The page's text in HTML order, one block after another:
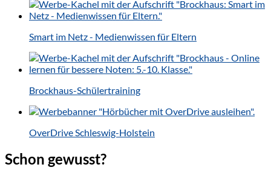
Smart im Netz - Medienwissen für Eltern
Brockhaus-Schülertraining
OverDrive Schleswig-Holstein
Schon gewusst?